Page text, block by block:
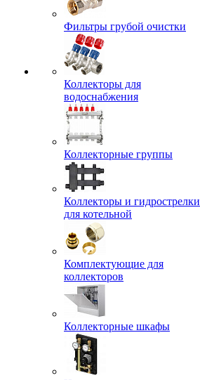
Фильтры грубой очистки
Коллекторы для
водоснабжения
Коллекторные группы
Коллекторы и гидрострелки
для котельной
Комплектующие для
коллекторов
Коллекторные шкафы